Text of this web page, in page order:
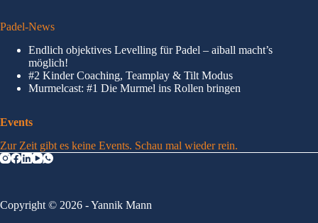
Padel-News
Endlich objektives Levelling für Padel – aiball macht’s
möglich!
#2 Kinder Coaching, Teamplay & Tilt Modus
Murmelcast: #1 Die Murmel ins Rollen bringen
Events
Zur Zeit gibt es keine Events. Schau mal wieder rein.
Copyright © 2026 - Yannik Mann